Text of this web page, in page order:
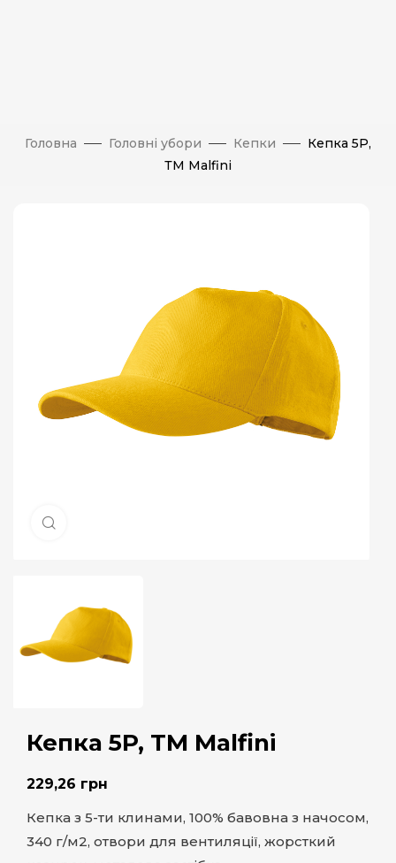
Головна Головні убори Кепки
Кепка 5P,
ТМ Malfini
Кепка 5P, ТМ Malfini
229,26 грн
Кепка з 5-ти клинами, 100% бавовна з начосом,
340 г/м2, отвори для вентиляції, жорсткий